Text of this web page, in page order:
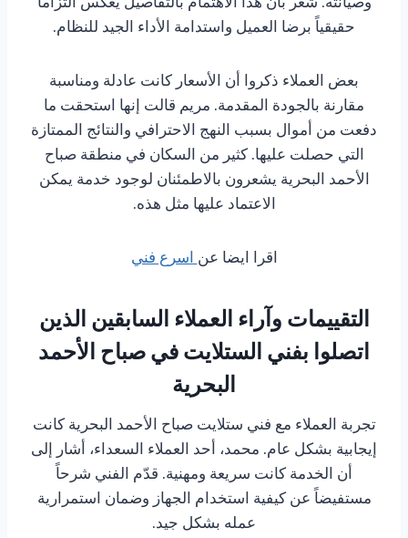
حقيقياً برضا العميل واستدامة الأداء الجيد للنظام.
بعض العملاء ذكروا أن الأسعار كانت عادلة ومناسبة
مقارنة بالجودة المقدمة. مريم قالت إنها استحقت ما
دفعت من أموال بسبب النهج الاحترافي والنتائج الممتازة
التي حصلت عليها. كثير من السكان في منطقة صباح
الأحمد البحرية يشعرون بالاطمئنان لوجود خدمة يمكن
الاعتماد عليها مثل هذه.
اقرا ايضا عناسرع فني
التقييمات وآراء العملاء السابقين الذين
اتصلوا بفني الستلايت في صباح الأحمد
البحرية
تجربة العملاء مع فني ستلايت صباح الأحمد البحرية كانت
إيجابية بشكل عام. محمد، أحد العملاء السعداء، أشار إلى
أن الخدمة كانت سريعة ومهنية. قدّم الفني شرحاً
مستفيضاً عن كيفية استخدام الجهاز وضمان استمرارية
عمله بشكل جيد.